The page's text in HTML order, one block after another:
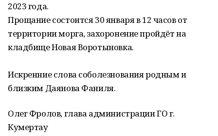
2023 года.
Прощание состоится 30 января в 12 часов от
территории морга, захоронение пройдёт на
кладбище Новая Воротыновка.
Искренние слова соболезнования родным и
близким Даянова Фаниля.
Олег Фролов, глава администрации ГО г.
Кумертау